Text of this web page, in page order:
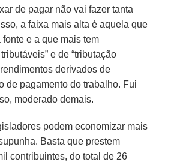
de pagar não vai fazer tanta
a faixa mais alta é aquela que
e a que mais tem
e de “tributação
derivados de
de pagamento do trabalho. Fui
moderado demais.
podem economizar mais
Basta que prestem
contribuintes, do total de 26